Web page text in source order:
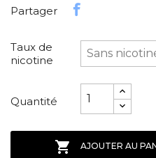
Partager
Taux de
nicotine
Quantité
 AJOUTER AU